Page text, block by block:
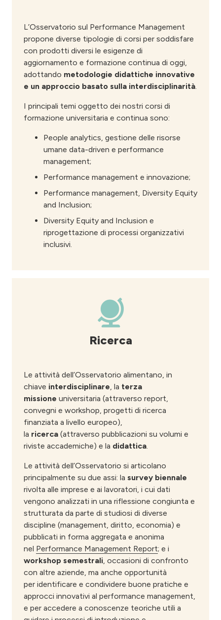
L’Osservatorio sul Performance Management
propone diverse tipologie di corsi per soddisfare
con prodotti diversi le esigenze di
aggiornamento e formazione continua di oggi,
adottando metodologie didattiche innovative
e un approccio basato sulla interdisciplinarità.
I principali temi oggetto dei nostri corsi di
formazione universitaria e continua sono:
People analytics, gestione delle risorse
umane data-driven e performance
management;
Performance management e innovazione;
Performance management, Diversity Equity
and Inclusion;
Diversity Equity and Inclusion e
riprogettazione di processi organizzativi
inclusivi.
Ricerca
Le attività dell’Osservatorio alimentano, in
chiave interdisciplinare, la terza
missione universitaria (attraverso report,
convegni e workshop, progetti di ricerca
finanziata a livello europeo),
la ricerca (attraverso pubblicazioni su volumi e
riviste accademiche) e la didattica.
Le attività dell’Osservatorio si articolano
principalmente su due assi: la survey biennale
rivolta alle imprese e ai lavoratori, i cui dati
vengono analizzati in una riflessione congiunta e
strutturata da parte di studiosi di diverse
discipline (management, diritto, economia) e
pubblicati in forma aggregata e anonima
nel Performance Management Report; e i
workshop semestrali, occasioni di confronto
con altre aziende, ma anche opportunità
per identificare e condividere buone pratiche e
approcci innovativi al performance management,
e per accedere a conoscenze teoriche utili a